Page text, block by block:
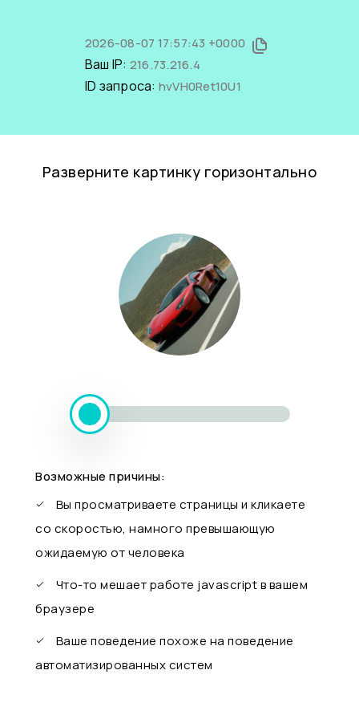
2026-08-07 17:57:43 +0000
Ваш IP: 216.73.216.4
ID запроса: hvVH0Ret10U1
Разверните картинку горизонтально
Возможные причины:
Вы просматриваете страницы и кликаете
со скоростью, намного превышающую
ожидаемую от человека
Что-то мешает работе javascript в вашем
браузере
Ваше поведение похоже на поведение
автоматизированных систем